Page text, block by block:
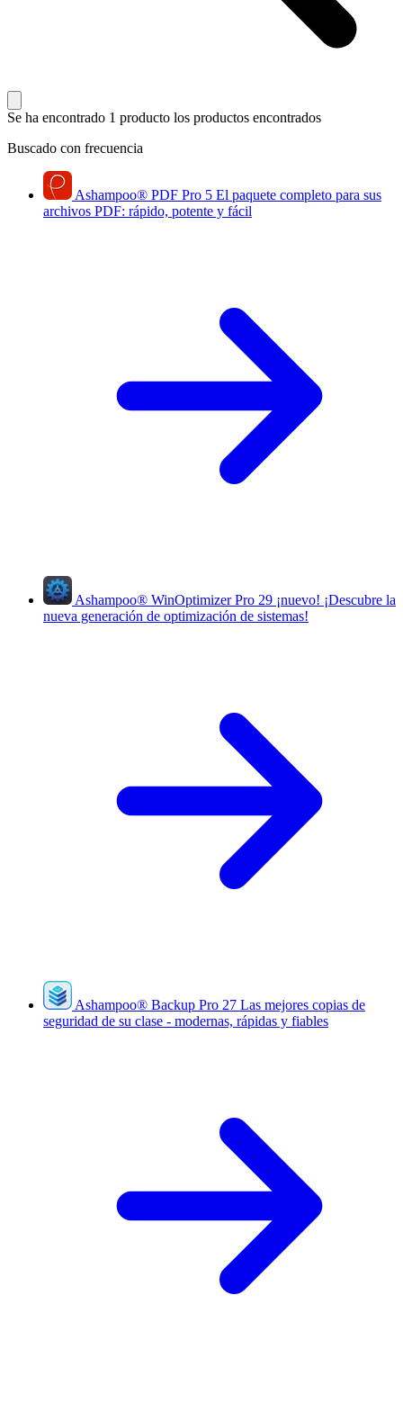
Se ha encontrado 1 producto los productos encontrados
Buscado con frecuencia
Ashampoo® PDF Pro 5 El paquete completo para sus
archivos PDF: rápido, potente y fácil
Ashampoo® WinOptimizer Pro 29 ¡nuevo! ¡Descubre la
nueva generación de optimización de sistemas!
Ashampoo® Backup Pro 27 Las mejores copias de
seguridad de su clase - modernas, rápidas y fiables